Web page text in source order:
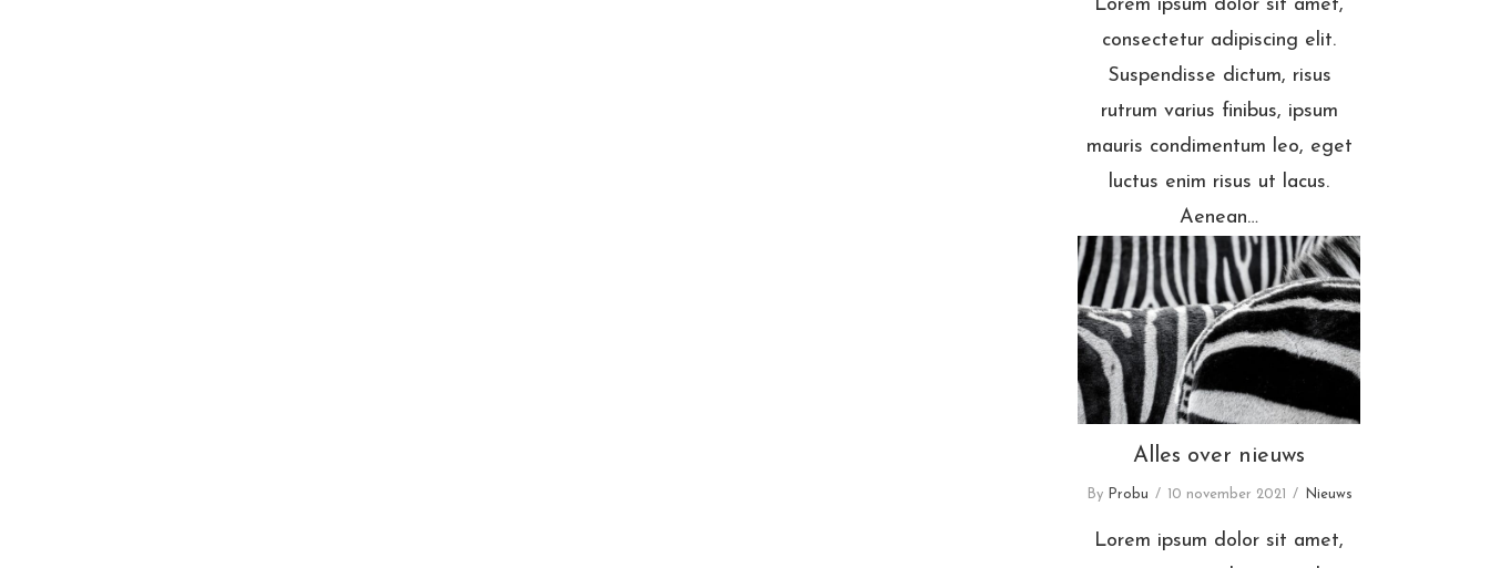
Lorem ipsum dolor sit amet,
consectetur adipiscing elit.
Suspendisse dictum, risus
rutrum varius finibus, ipsum
mauris condimentum leo, eget
luctus enim risus ut lacus.
Aenean…
Alles over nieuws
Alles over nieuws
By Probu 10 november 2021 Nieuws
Lorem ipsum dolor sit amet,